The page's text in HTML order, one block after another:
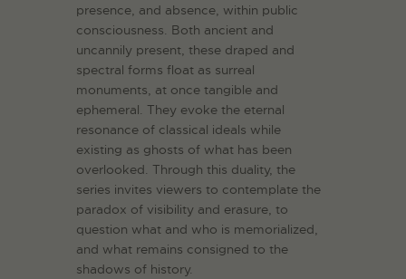
presence, and absence, within public
consciousness. Both ancient and
uncannily present, these draped and
spectral forms float as surreal
monuments, at once tangible and
ephemeral. They evoke the eternal
resonance of classical ideals while
existing as ghosts of what has been
overlooked. Through this duality, the
series invites viewers to contemplate the
paradox of visibility and erasure, to
question what and who is memorialized,
and what remains consigned to the
shadows of history.